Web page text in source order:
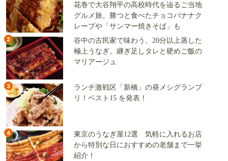
花巻で大谷翔平の高校時代を辿るご当地
グルメ旅。勝つと食べたチョコバナナク
レープや「サンマー焼きそば」も
2
谷中の古民家で味わう、20分以上蒸した
極上うなぎ。継ぎ足しタレと硬めご飯の
マリアージュ
3
ランチ激戦区「新橋」の昼メシグランプ
リ！ベスト15 を発表！
4
東京のうなぎ屋12選 気軽に入れるお店
から特別な日におすすめの老舗まで一挙
紹介！